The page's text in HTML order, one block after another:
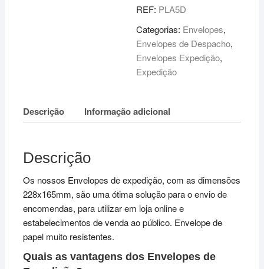
-
228x165mm
REF: PLA5D
Categorias: Envelopes,
Envelopes de Despacho,
Envelopes Expedição,
Expedição
Descrição Informação adicional
Descrição
Os nossos Envelopes de expedição, com as dimensões
228x165mm, são uma ótima solução para o envio de
encomendas, para utilizar em loja online e
estabelecimentos de venda ao público. Envelope de
papel muito resistentes.
Quais as vantagens dos Envelopes de